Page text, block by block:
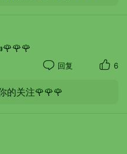
回复 6
的关注🌹🌹🌹